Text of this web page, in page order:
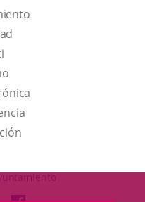
This
link
will
open
a